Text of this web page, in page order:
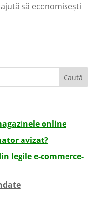
să economisești
online
avizat?
legile e-commerce-